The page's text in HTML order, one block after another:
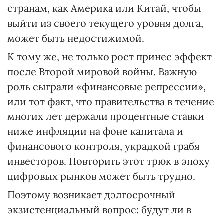
странам, как Америка или Китай, чтобы
выйти из своего текущего уровня долга,
может быть недостижимой.
К тому же, не только рост принес эффект
после Второй мировой войны. Важную
роль сыграли «финансовые репрессии»,
или тот факт, что правительства в течение
многих лет держали процентные ставки
ниже инфляции на фоне капитала и
финансового контроля, украдкой грабя
инвесторов. Повторить этот трюк в эпоху
цифровых рынков может быть трудно.
Поэтому возникает долгосрочный
экзистенциальный вопрос: будут ли в